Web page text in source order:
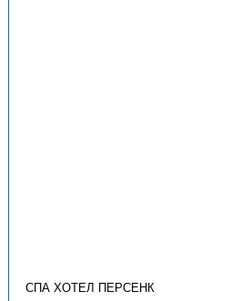
СПА ХОТЕЛ ПЕРСЕНК